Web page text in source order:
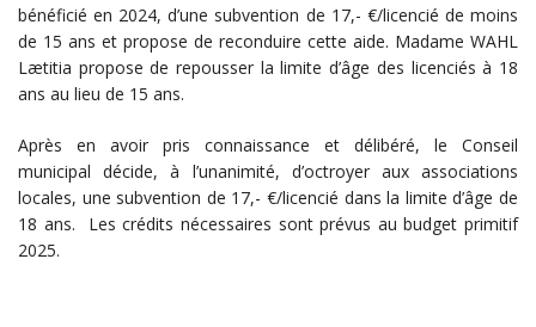
bénéficié en 2024, d’une subvention de 17,- €/licencié de moins
de 15 ans et propose de reconduire cette aide. Madame WAHL
Lætitia propose de repousser la limite d’âge des licenciés à 18
ans au lieu de 15 ans.
Après en avoir pris connaissance et délibéré, le Conseil
municipal décide, à l’unanimité, d’octroyer aux associations
locales, une subvention de 17,- €/licencié dans la limite d’âge de
18 ans. Les crédits nécessaires sont prévus au budget primitif
2025.